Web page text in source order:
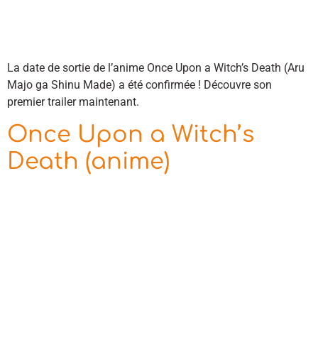
La date de sortie de l’anime Once Upon a Witch’s Death (Aru
Majo ga Shinu Made) a été confirmée ! Découvre son
premier trailer maintenant.
Once Upon a Witch’s
Death (anime)